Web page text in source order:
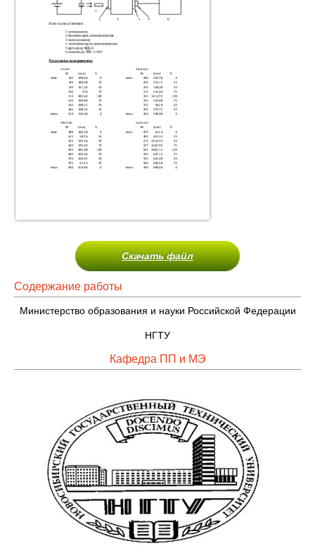
Скачать файл
Содержание работы
Министерство образования и науки Российской Федерации
НГТУ
Кафедра ПП и МЭ